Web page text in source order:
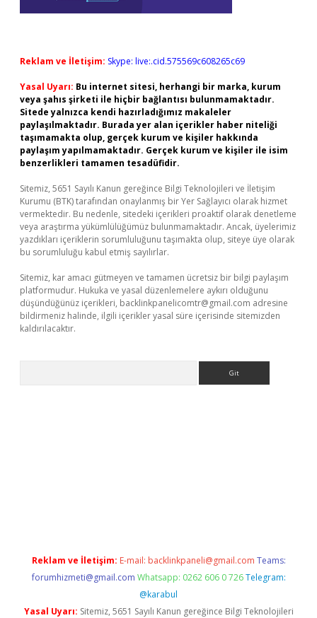
Reklam ve İletişim: Skype: live:.cid.575569c608265c69
Yasal Uyarı: Bu internet sitesi, herhangi bir marka, kurum
veya şahıs şirketi ile hiçbir bağlantısı bulunmamaktadır.
Sitede yalnızca kendi hazırladığımız makaleler
paylaşılmaktadır. Burada yer alan içerikler haber niteliği
taşımamakta olup, gerçek kurum ve kişiler hakkında
paylaşım yapılmamaktadır. Gerçek kurum ve kişiler ile isim
benzerlikleri tamamen tesadüfidir.
Sitemiz, 5651 Sayılı Kanun gereğince Bilgi Teknolojileri ve İletişim
Kurumu (BTK) tarafından onaylanmış bir Yer Sağlayıcı olarak hizmet
vermektedir. Bu nedenle, sitedeki içerikleri proaktif olarak denetleme
veya araştırma yükümlülüğümüz bulunmamaktadır. Ancak, üyelerimiz
yazdıkları içeriklerin sorumluluğunu taşımakta olup, siteye üye olarak
bu sorumluluğu kabul etmiş sayılırlar.
Sitemiz, kar amacı gütmeyen ve tamamen ücretsiz bir bilgi paylaşım
platformudur. Hukuka ve yasal düzenlemelere aykırı olduğunu
düşündüğünüz içerikleri, backlinkpanelicomtr@gmail.com adresine
bildirmeniz halinde, ilgili içerikler yasal süre içerisinde sitemizden
kaldırılacaktır.
Reklam ve İletişim: E-mail: backlinkpaneli@gmail.com Teams:
forumhizmeti@gmail.com Whatsapp: 0262 606 0 726 Telegram:
@karabul
Yasal Uyarı: Sitemiz, 5651 Sayılı Kanun gereğince Bilgi Teknolojileri